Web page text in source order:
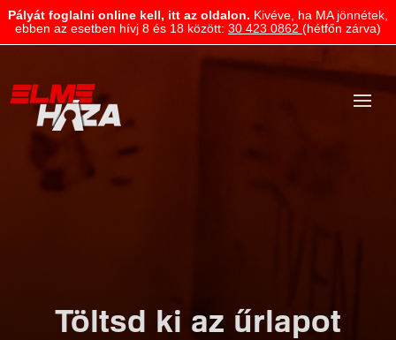
Pályát foglalni online kell, itt az oldalon. Kivéve, ha MA jönnétek,
ebben az esetben hívj 8 és 18 között: 30 423 0862 (hétfőn zárva)
Töltsd ki az űrlapot